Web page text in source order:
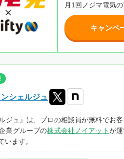
月1回ノジマ電気
キャンペ
シェルジュ
ジュ』は、プロの相談員が無料でお
業グループの株式会社ノイアットが
います。